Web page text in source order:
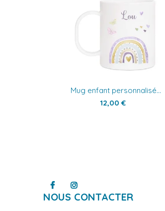
Mug enfant personnalisé...
12,00 €
NOUS CONTACTER